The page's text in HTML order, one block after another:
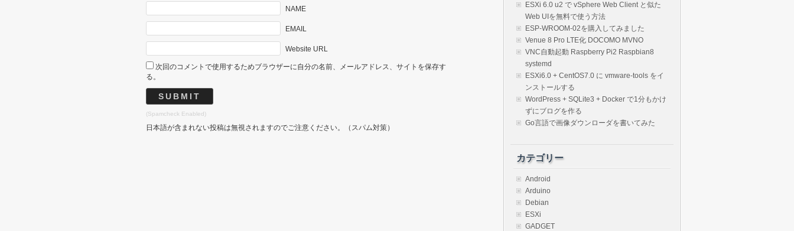
NAME
EMAIL
Website URL
次回のコメントで使用するためブラウザーに自分の名前、メールアドレス、サイトを保存す
る。
(Spamcheck Enabled)
日本語が含まれない投稿は無視されますのでご注意ください。（スパム対策）
ESXi 6.0 u2 で vSphere Web Client と似た
Web UIを無料で使う方法
ESP-WROOM-02を購入してみました
Venue 8 Pro LTE化 DOCOMO MVNO
VNC自動起動 Raspberry Pi2 Raspbian8
systemd
ESXi6.0 + CentOS7.0 に vmware-tools をイ
ンストールする
WordPress + SQLite3 + Docker で1分もかけ
ずにブログを作る
Go言語で画像ダウンローダを書いてみた
カテゴリー
Android
Arduino
Debian
ESXi
GADGET